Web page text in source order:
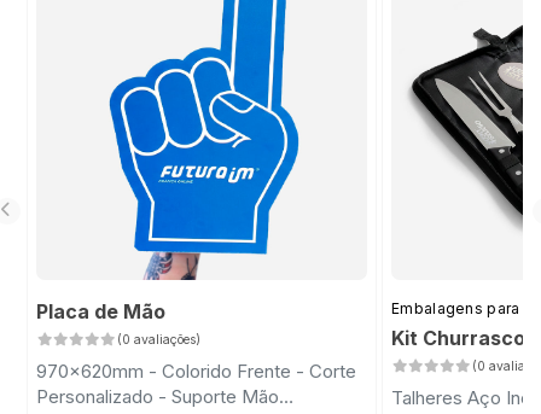
Placa de Mão
(0 avaliações)
970x620mm - Colorido Frente - Corte
Personalizado - Suporte Mão
Embalagens para
Kit Churrasco
(0
Talheres Aço